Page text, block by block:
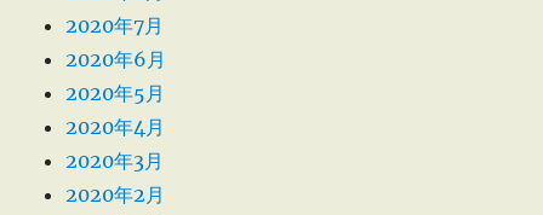
2020年7月
2020年6月
2020年5月
2020年4月
2020年3月
2020年2月